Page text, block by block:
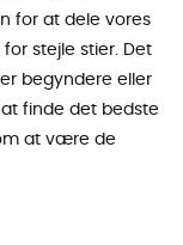
for at dele vores
stejle stier. Det
begyndere eller
finde det bedste
at være de